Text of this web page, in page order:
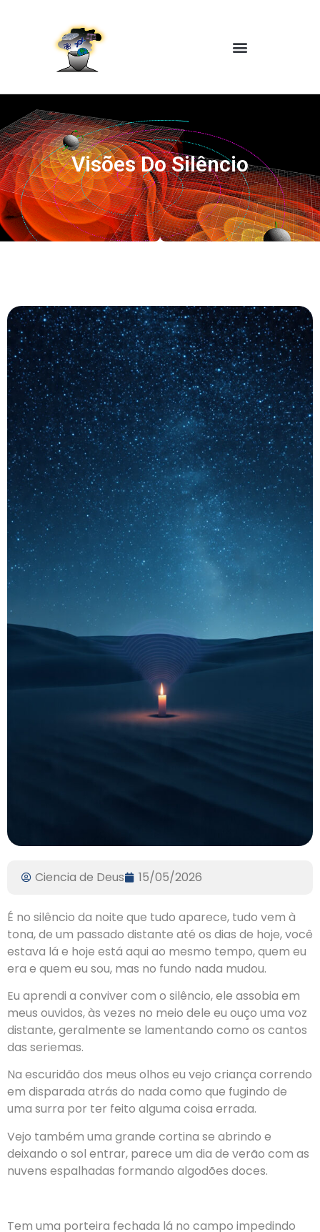
Visões Do Silêncio
Ciencia de Deus 15/05/2026
É no silêncio da noite que tudo aparece, tudo vem à
tona, de um passado distante até os dias de hoje, você
estava lá e hoje está aqui ao mesmo tempo, quem eu
era e quem eu sou, mas no fundo nada mudou.
Eu aprendi a conviver com o silêncio, ele assobia em
meus ouvidos, às vezes no meio dele eu ouço uma voz
distante, geralmente se lamentando como os cantos
das seriemas.
Na escuridão dos meus olhos eu vejo criança correndo
em disparada atrás do nada como que fugindo de
uma surra por ter feito alguma coisa errada.
Vejo também uma grande cortina se abrindo e
deixando o sol entrar, parece um dia de verão com as
nuvens espalhadas formando algodões doces.
Tem uma porteira fechada lá no campo impedindo